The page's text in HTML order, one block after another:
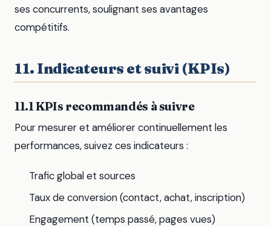
ses concurrents, soulignant ses avantages
compétitifs.
11. Indicateurs et suivi (KPIs)
11.1 KPIs recommandés à suivre
Pour mesurer et améliorer continuellement les
performances, suivez ces indicateurs :
Trafic global et sources
Taux de conversion (contact, achat, inscription)
Engagement (temps passé, pages vues)